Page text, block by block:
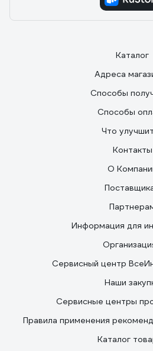
Каталог
Адреса
Способы
Способы
Что
Контакты
О
Информация для
Сервисный центр
Наши
Сервисные центры
Правила применения
Каталог